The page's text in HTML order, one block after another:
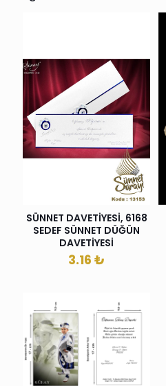
SÜNNET DAVETİYESİ, 6168
SEDEF SÜNNET DÜĞÜN
DAVETİYESİ
3.16 ₺